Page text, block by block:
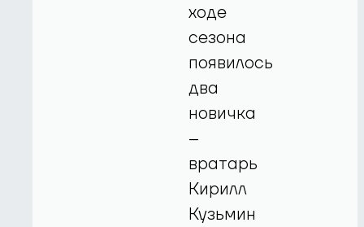
ходе
сезона
появилось
два
новичка
–
вратарь
Кирилл
Кузьмин